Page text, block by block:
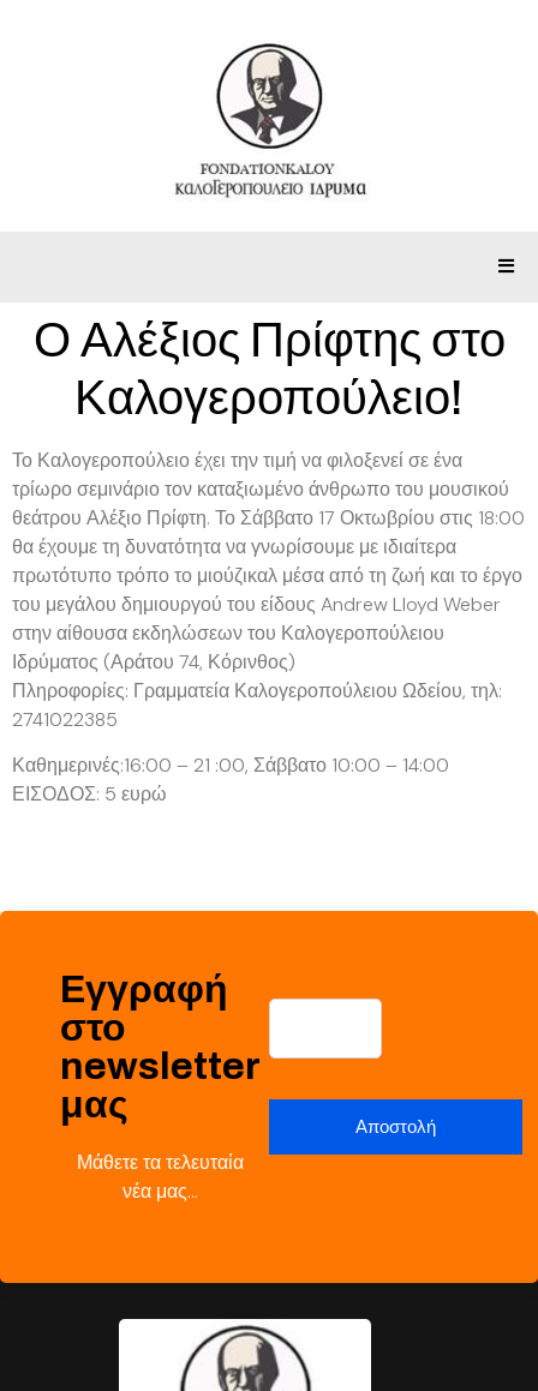
Ο Αλέξιος Πρίφτης στο
Καλογεροπούλειο!
Το Καλογεροπούλειο έχει την τιμή να φιλοξενεί σε ένα
τρίωρο σεμινάριο τον καταξιωμένο άνθρωπο του μουσικού
θεάτρου Αλέξιο Πρίφτη. Το Σάββατο 17 Οκτωβρίου στις 18:00
θα έχουμε τη δυνατότητα να γνωρίσουμε με ιδιαίτερα
πρωτότυπο τρόπο το μιούζικαλ μέσα από τη ζωή και το έργο
του μεγάλου δημιουργού του είδους Andrew Lloyd Weber
στην αίθουσα εκδηλώσεων του Καλογεροπούλειου
Ιδρύματος (Αράτου 74, Κόρινθος)
Πληροφορίες: Γραμματεία Καλογεροπούλειου Ωδείου, τηλ:
2741022385
Καθημερινές:16:00 – 21 :00, Σάββατο 10:00 – 14:00
ΕΙΣΟΔΟΣ: 5 ευρώ
Εγγραφή
στο
newsletter
μας
Μάθετε τα τελευταία
νέα μας…